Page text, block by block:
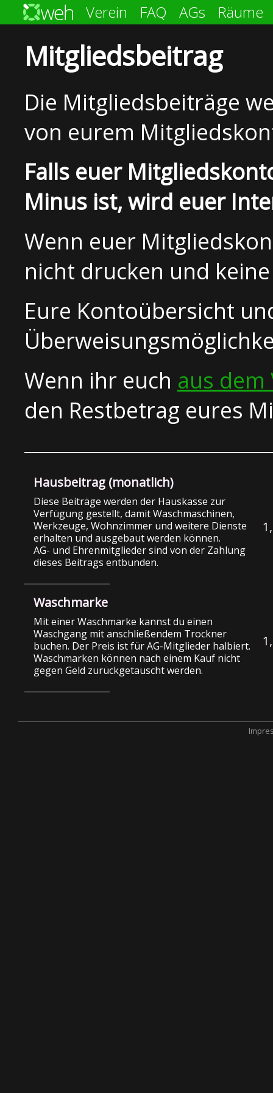
Verein FAQ AGs Räume
Mitgliedsbeitrag
Die Mitgliedsbeiträge
von eurem
Falls euer
Minus ist, wird euer
Wenn euer
nicht drucken und
Eure Kontoübersicht
Wenn ihr euch aus
den Restbetrag eures
Hausbeitrag (monatlich)
Diese Beiträge werden der Hauskasse zur
Verfügung gestellt, damit Waschmaschinen,
Werkzeuge, Wohnzimmer und weitere Dienste
erhalten und ausgebaut werden können.
AG- und Ehrenmitglieder sind von der Zahlung
dieses Beitrags entbunden.
Waschmarke
Mit einer Waschmarke kannst du einen
Waschgang mit anschließendem Trockner
buchen. Der Preis ist für AG-Mitglieder halbiert.
Waschmarken können nach einem Kauf nicht
gegen Geld zurückgetauscht werden.